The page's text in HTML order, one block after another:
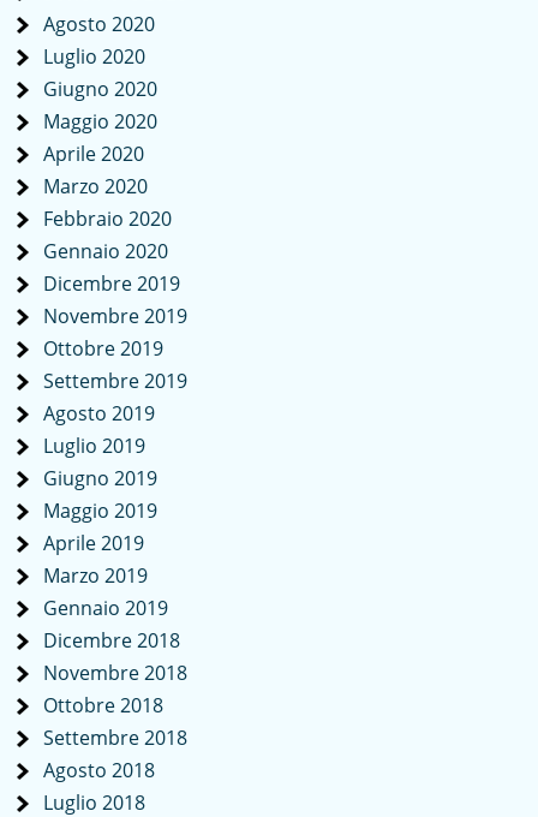
Agosto 2020
Luglio 2020
Giugno 2020
Maggio 2020
Aprile 2020
Marzo 2020
Febbraio 2020
Gennaio 2020
Dicembre 2019
Novembre 2019
Ottobre 2019
Settembre 2019
Agosto 2019
Luglio 2019
Giugno 2019
Maggio 2019
Aprile 2019
Marzo 2019
Gennaio 2019
Dicembre 2018
Novembre 2018
Ottobre 2018
Settembre 2018
Agosto 2018
Luglio 2018